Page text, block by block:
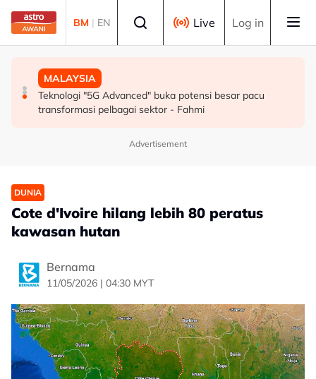
Skip to main content
BM | EN Live Log in
SUKAN
Mohamed Salah sertai Trabzonspor, terima €17 juta
semusim
MALAYSIA
Berita tempatan pilihan sepanjang hari ini
MALAYSIA
Teknologi "5G Advanced" buka potensi besar pacu
transformasi pelbagai sektor - Fahmi
Advertisement
DUNIA
Cote d'Ivoire hilang lebih 80 peratus
kawasan hutan
Bernama
11/05/2026 | 04:30 MYT